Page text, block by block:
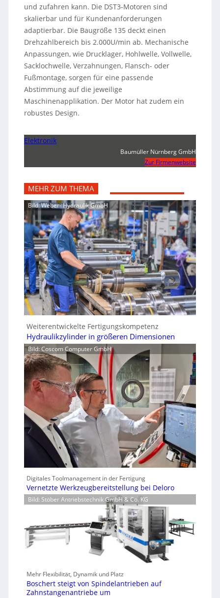
und zufahren kann. Die DST3-Motoren sind
skalierbar und für Kundenanforderungen
adaptierbar. Die Baugröße 135 deckt einen
Drehzahlbereich bis 2.000U/min ab. Mechanische
Anpassungen, wie Drucklager, Hohlwelle, Vollwelle,
Sacklochwelle, Verzahnungen, Flansch- oder
Fußmontage, sorgen für eine passende
Abstimmung auf die jeweilige
Maschinenapplikation. Der Motor hat zudem ein
robustes Design.
Elektronik
Baumüller Nürnberg GmbH
Zur Firmenwebsite
MEHR ZUM THEMA
Bild: Weber- Hydraulik GmbH
Weiterentwickelte Fertigungskompetenz
Hydraulikzylinder in größeren Dimensionen
Bild: Coscom Computer GmbH
Digitales Toolmanagement in der Fertigung
Vernetzte Werkzeugbereitstellung bei Deloro
Bild: Stöber Antriebstechnik GmbH & Co. KG
Mehr Flexibilität, Dynamik und Platz
Boschert steigt von Spindelantrieben auf
Zahnstangenantriebe um